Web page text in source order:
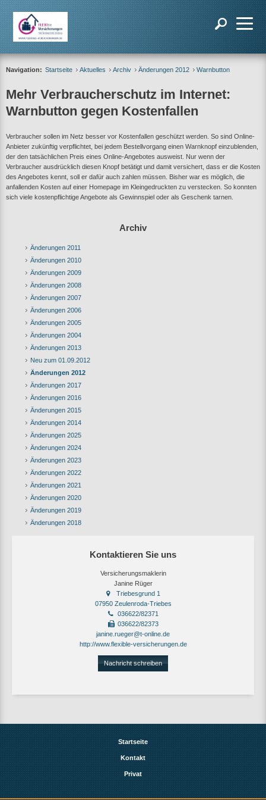
Archiv
Änderungen 2011
Änderungen 2010
Änderungen 2009
Änderungen 2008
Änderungen 2007
Änderungen 2006
Änderungen 2005
Änderungen 2004
Änderungen 2013
Neu zum 01.09.2012
Änderungen 2012
Änderungen 2017
Änderungen 2016
Änderungen 2015
Änderungen 2014
Änderungen 2025
Änderungen 2024
Änderungen 2023
Änderungen 2022
Änderungen 2021
Änderungen 2020
Änderungen 2019
Änderungen 2018
Kontaktieren Sie uns
Versicherungsmaklerin
Janine Rüger
Triebesgrund 1
07950 Zeulenroda-Triebes
036622/82371
036622/82373
janine.rueger@t-online.de
http://www.flexible-versicherungen.de
Nachricht schreiben
Navigation: Startseite Aktuelles Archiv Änderungen 2012 Warnbutton
Mehr Verbraucherschutz im Internet:
Warnbutton gegen Kostenfallen
Verbraucher sollen im Netz besser vor Kostenfallen geschützt werden. So sind Online-
Anbieter zukünftig verpflichtet, bei jedem Bestellvorgang einen Warnknopf einzublenden,
der den tatsächlichen Preis eines Online-Angebotes ausweist. Nur wenn der
Verbraucher ausdrücklich diesen Knopf betätigt und damit versichert, dass er die Kosten
des Angebotes kennt, soll er dafür auch zahlen müssen. Bisher war es möglich, die
anfallenden Kosten auf einer Homepage im Kleingedruckten zu verstecken. So konnten
sich viele kostenpflichtige Angebote als Gewinnspiel oder als Geschenk tarnen.
Startseite
Kontakt
Privat